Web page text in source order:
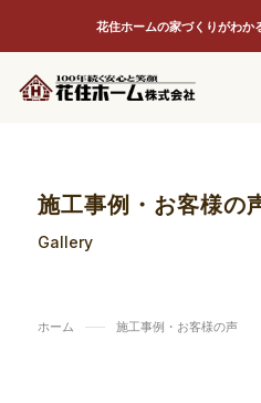
花住ホームの家づくりがわか
施工事例・お客様の
Gallery
ホーム 施工事例・お客様の声